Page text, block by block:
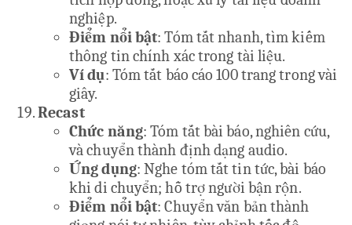
nghiệp.
Điểm nổi bật: Tóm tắt nhanh, tìm kiếm
thông tin chính xác trong tài liệu.
Ví dụ: Tóm tắt báo cáo 100 trang trong vài
giây.
Recast
Chức năng: Tóm tắt bài báo, nghiên cứu,
và chuyển thành định dạng audio.
Ứng dụng: Nghe tóm tắt tin tức, bài báo
khi di chuyển; hỗ trợ người bận rộn.
Điểm nổi bật: Chuyển văn bản thành